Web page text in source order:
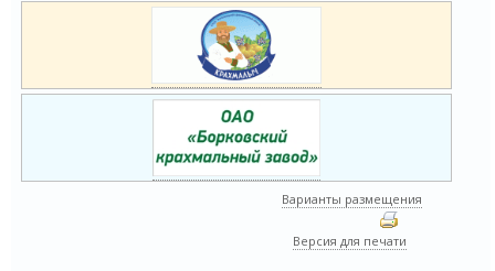
Варианты размещения
Версия для печати